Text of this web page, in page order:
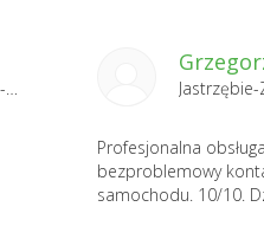
Profesjonalna
bezproblemowy
samochodu. 10/10.